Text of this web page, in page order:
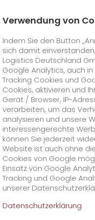
GO! Courier
GO! City
GO!Direct
GO!Same Day
GO! Touren
GO!On-Board-
GO!Air Charter
GO! Express
GO!Overnight
Preise
Treibstoffzuschlag
>
GO!Worldwide
Treibstoffzuschlag
>
GO! Solutions
Branchenlösungen
GO! Healthcare
GO!Hightech
GO!Media & Trade
Besondere
GO!Tierversand
GO!Gefahrgut
Besondere
GO!Freight-Service
GO! Value Added
Online Services
GO! Kundenportal
Kundenportal
IT Anbindungen
Unternehmen
Malteser Hilfsdienst
Verwendung von
Indem Sie den Button
sich damit
Logistics Deutschland
Google Analytics, auch
Tracking Cookies und
Cookies, aktivieren und
Gerät / Browser, IP-
verarbeiten, um das
analysieren und unsere
interessengerechte
können Sie jederzeit
Website ist auch ohne
Cookies von Google
Einsatz von Google
Tracking und Google
unserer
Datenschutzerklärung